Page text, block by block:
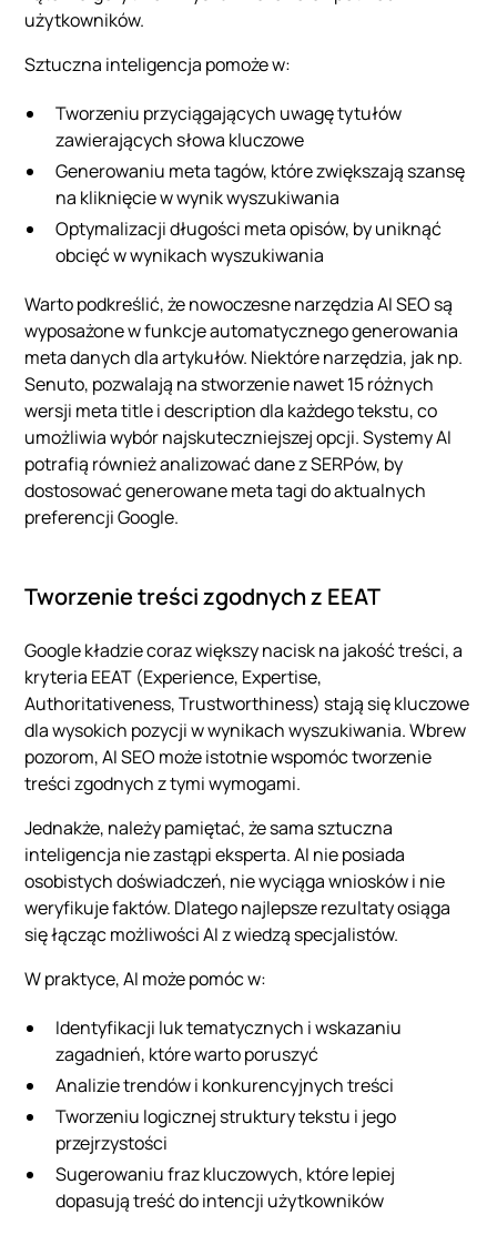
użytkowników.
Sztuczna inteligencja pomoże w:
Tworzeniu przyciągających uwagę tytułów
zawierających słowa kluczowe
Generowaniu meta tagów, które zwiększają szansę
na kliknięcie w wynik wyszukiwania
Optymalizacji długości meta opisów, by uniknąć
obcięć w wynikach wyszukiwania
Warto podkreślić, że nowoczesne narzędzia AI SEO są
wyposażone w funkcje automatycznego generowania
meta danych dla artykułów. Niektóre narzędzia, jak np.
Senuto, pozwalają na stworzenie nawet 15 różnych
wersji meta title i description dla każdego tekstu, co
umożliwia wybór najskuteczniejszej opcji. Systemy AI
potrafią również analizować dane z SERPów, by
dostosować generowane meta tagi do aktualnych
preferencji Google.
Tworzenie treści zgodnych z EEAT
Google kładzie coraz większy nacisk na jakość treści, a
kryteria EEAT (Experience, Expertise,
Authoritativeness, Trustworthiness) stają się kluczowe
dla wysokich pozycji w wynikach wyszukiwania. Wbrew
pozorom, AI SEO może istotnie wspomóc tworzenie
treści zgodnych z tymi wymogami.
Jednakże, należy pamiętać, że sama sztuczna
inteligencja nie zastąpi eksperta. AI nie posiada
osobistych doświadczeń, nie wyciąga wniosków i nie
weryfikuje faktów. Dlatego najlepsze rezultaty osiąga
się łącząc możliwości AI z wiedzą specjalistów.
W praktyce, AI może pomóc w:
Identyfikacji luk tematycznych i wskazaniu
zagadnień, które warto poruszyć
Analizie trendów i konkurencyjnych treści
Tworzeniu logicznej struktury tekstu i jego
przejrzystości
Sugerowaniu fraz kluczowych, które lepiej
dopasują treść do intencji użytkowników